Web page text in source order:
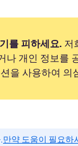
를 피하세요. 저
나 개인 정보를
을 사용하여 의
만약 도움이 필요하